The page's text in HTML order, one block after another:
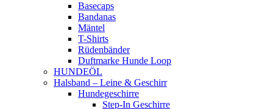
Basecaps
Bandanas
Mäntel
T-Shirts
Rüdenbänder
Duftmarke Hunde Loop
HUNDEÖL
Halsband – Leine & Geschirr
Hundegeschirre
Step-In Geschirre